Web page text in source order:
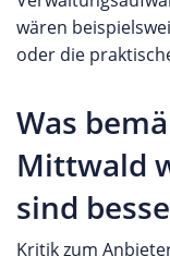
so erfüllen
höchste
Vorgaben der
Nachhaltigkeit
sammeln
Bewertung des
Webseite
verschiedene
Diese können
als Linux
zusätzliche
die Nutzung
Fortgeschrittene
Hosting Für
wären
oder die
Was
Mittwald
sind
Kritik zum